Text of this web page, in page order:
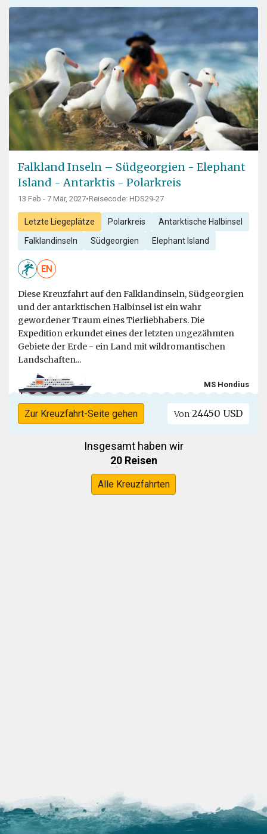
Falkland Inseln – Südgeorgien - Elephant
Island - Antarktis - Polarkreis
13 Feb - 7 Mär, 2027•Reisecode: HDS29-27
Letzte Liegeplätze Polarkreis Antarktische Halbinsel
Falklandinseln Südgeorgien Elephant Island
EN
Diese Kreuzfahrt auf den Falklandinseln, Südgeorgien
und der antarktischen Halbinsel ist ein wahr
gewordener Traum eines Tierliebhabers. Die
Expedition erkundet eines der letzten ungezähmten
Gebiete der Erde - ein Land mit wildromantischen
Landschaften...
MS Hondius
Zur Kreuzfahrt-Seite gehen Von 24450 USD
Insgesamt haben wir
20 Reisen
Alle Kreuzfahrten